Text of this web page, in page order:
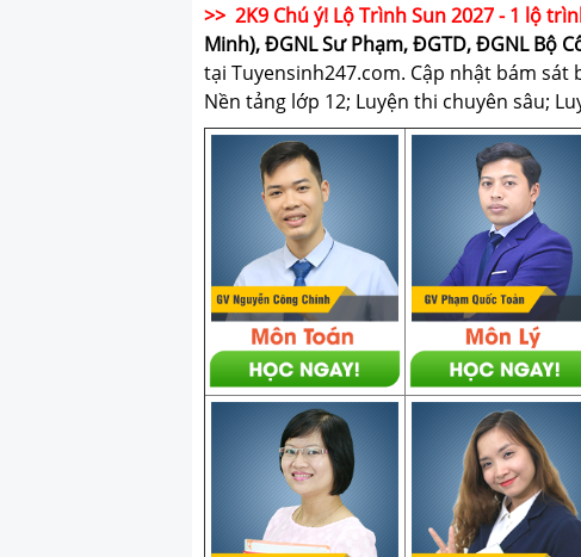
>> 2K9 Chú ý! Lộ Trình Sun 2027 - 1 lộ
Minh), ĐGNL Sư Phạm, ĐGTD, ĐGNL Bộ
tại Tuyensinh247.com. Cập nhật bám sát
Nền tảng lớp 12; Luyện thi chuyên sâu;